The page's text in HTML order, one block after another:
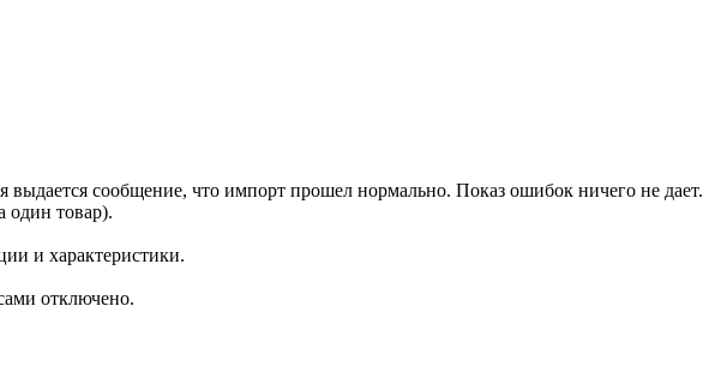
сообщение, что импорт прошел нормально. Показ ошибок ничего не дает.
один товар).
и характеристики.
отключено.